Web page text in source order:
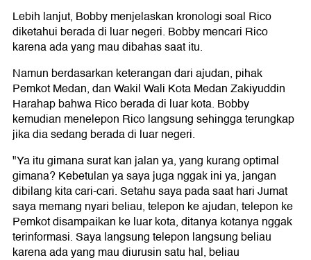
Lebih lanjut, Bobby menjelaskan kronologi soal Rico
diketahui berada di luar negeri. Bobby mencari Rico
karena ada yang mau dibahas saat itu.
Namun berdasarkan keterangan dari ajudan, pihak
Pemkot Medan, dan Wakil Wali Kota Medan Zakiyuddin
Harahap bahwa Rico berada di luar kota. Bobby
kemudian menelepon Rico langsung sehingga terungkap
jika dia sedang berada di luar negeri.
"Ya itu gimana surat kan jalan ya, yang kurang optimal
gimana? Kebetulan ya saya juga nggak ini ya, jangan
dibilang kita cari-cari. Setahu saya pada saat hari Jumat
saya memang nyari beliau, telepon ke ajudan, telepon ke
Pemkot disampaikan ke luar kota, ditanya kotanya nggak
terinformasi. Saya langsung telepon langsung beliau
karena ada yang mau diurusin satu hal, beliau